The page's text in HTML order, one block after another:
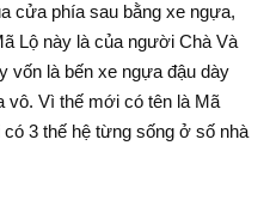
cửa phía sau bằng xe ngựa,
Lộ này là của người Chà Và
vốn là bến xe ngựa đậu dày
vô. Vì thế mới có tên là Mã
3 thế hệ từng sống ở số nhà